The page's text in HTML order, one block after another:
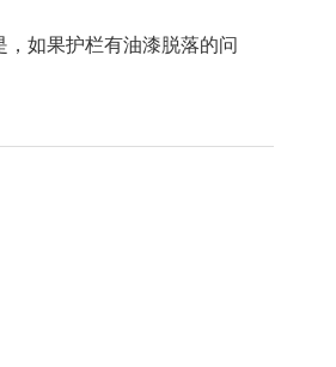
如果护栏有油漆脱落的问